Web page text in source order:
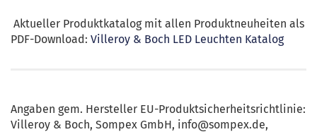
Aktueller Produktkatalog mit allen Produktneuheiten als
PDF-Download: Villeroy & Boch LED Leuchten Katalog
Angaben gem. Hersteller EU-Produktsicherheitsrichtlinie:
Villeroy & Boch, Sompex GmbH, info@sompex.de,